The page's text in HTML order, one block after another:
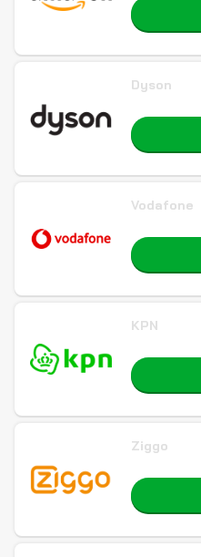
Dyson
Vodafone
KPN
Ziggo